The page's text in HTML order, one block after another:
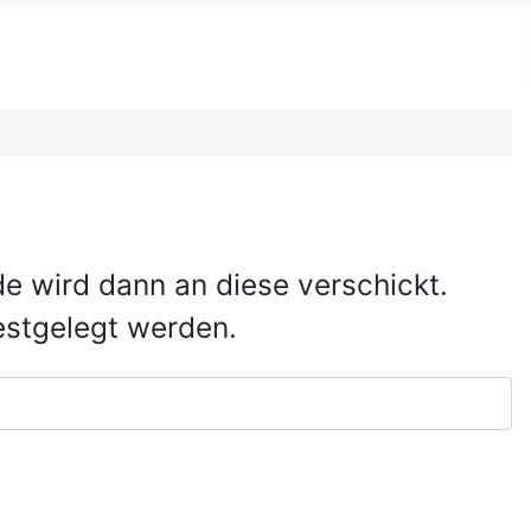
wird dann an diese verschickt.
werden.